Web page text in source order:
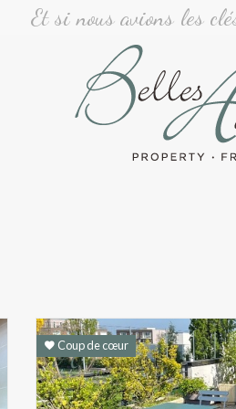
-
Et si nous avions les
Coup de cœur